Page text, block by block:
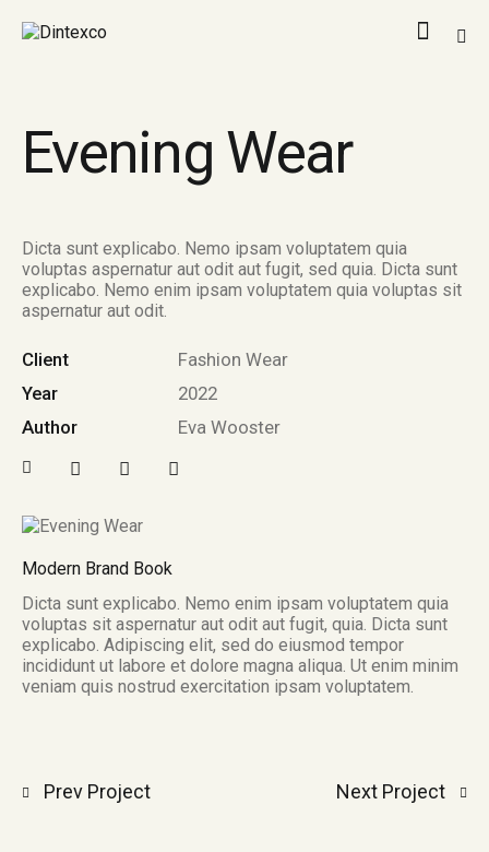
Evening Wear
Modern Brand Book
Dicta sunt explicabo. Nemo enim ipsam voluptatem quia
voluptas sit aspernatur aut odit aut fugit, quia. Dicta sunt
explicabo. Adipiscing elit, sed do eiusmod tempor
incididunt ut labore et dolore magna aliqua. Ut enim minim
veniam quis nostrud exercitation ipsam voluptatem.
Dicta sunt explicabo. Nemo ipsam voluptatem quia
voluptas aspernatur aut odit aut fugit, sed quia. Dicta sunt
explicabo. Nemo enim ipsam voluptatem quia voluptas sit
aspernatur aut odit.
Client
Fashion Wear
Year
2022
Author
Eva Wooster
Prev Project Next Project